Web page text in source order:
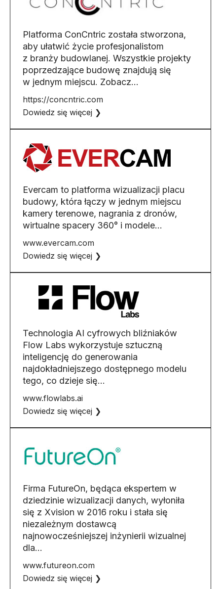
Platforma ConCntric została stworzona,
aby ułatwić życie profesjonalistom
z branży budowlanej. Wszystkie projekty
poprzedzające budowę znajdują się
w jednym miejscu. Zobacz...
https://concntric.com
Dowiedz się więcej ❯
Evercam to platforma wizualizacji placu
budowy, która łączy w jednym miejscu
kamery terenowe, nagrania z dronów,
wirtualne spacery 360° i modele...
www.evercam.com
Dowiedz się więcej ❯
Technologia AI cyfrowych bliźniaków
Flow Labs wykorzystuje sztuczną
inteligencję do generowania
najdokładniejszego dostępnego modelu
tego, co dzieje się...
www.flowlabs.ai
Dowiedz się więcej ❯
Firma FutureOn, będąca ekspertem w
dziedzinie wizualizacji danych, wyłoniła
się z Xvision w 2016 roku i stała się
niezależnym dostawcą
najnowocześniejszej inżynierii wizualnej
dla…
www.futureon.com
Dowiedz się więcej ❯